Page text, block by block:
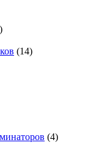
(14)
(4)